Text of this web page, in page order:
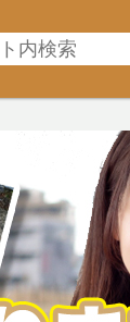
金額、「買取」は
全国の専門家が解